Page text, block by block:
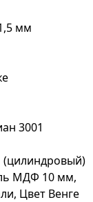
мм
3001
(цилиндровый)
МДФ 10 мм,
Цвет Венге